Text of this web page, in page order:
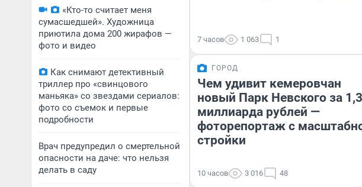
«Кто-то считает меня
сумасшедшей». Художница
приютила дома 200 жирафов —
фото и видео
Как снимают детективный
триллер про «свинцового
маньяка» со звездами сериалов:
фото со съемок и первые
подробности
Врач предупредил о смертельной
опасности на даче: что нельзя
делать в саду
7 часов 1 063 1
ГОРОД
Чем удивит кемеровчан
новый Парк Невского за 1,3
миллиарда рублей —
фоторепортаж с
стройки
10 часов 3 016 48